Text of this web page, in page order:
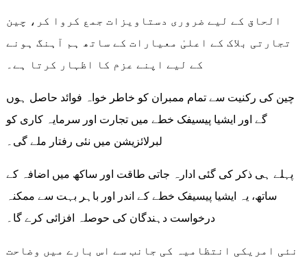
الحاق کے لیے ضروری دستاویزات جمع کروا کر، چین
تجارتی بلاک کے اعلیٰ معیارات کے ساتھ ہم آہنگ ہونے
کے لیے اپنے عزم کا اظہار کرتا ہے۔
چین کی رکنیت سے تمام ممبران کو خاطر خواہ فوائد حاصل ہوں
گے اور ایشیا پیسیفک خطے میں تجارت اور سرمایہ کاری کو
لبرلائزیشن میں نئی رفتار ملے گی۔
پہلے ہی ذکر کی گئی ادارہ جاتی طاقت اور ساکھ میں اضافہ کے
ساتھ، یہ ایشیا پیسیفک خطے کے اندر اور باہر بہت سے ممکنہ
درخواست دہندگان کی حوصلہ افزائی کرے گا۔
نئی امریکی انتظامیہ کی جانب سے اس بارے میں وضاحت